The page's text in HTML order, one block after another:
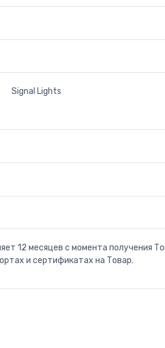
Signal Lights
12 месяцев с момента получения
и сертификатах на Товар.